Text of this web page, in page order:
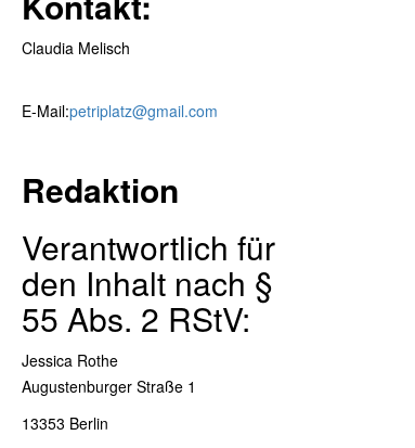
Claudia Melisch
E-Mail:petriplatz@gmail.com
Redaktion
Verantwortlich für
den Inhalt nach §
55 Abs. 2 RStV:
Jessica Rothe
Augustenburger Straße 1
13353 Berlin